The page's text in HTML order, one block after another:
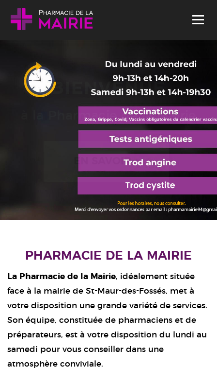
Skip to content
Menu
BIENVENUE
à la Pharmacie de la Mairie
EN SAVOIR +
PHARMACIE DE LA MAIRIE
La Pharmacie de la Mairie, idéalement située
face à la mairie de St-Maur-des-Fossés, met à
votre disposition une grande variété de services.
Son équipe, constituée de pharmaciens et de
préparateurs, est à votre disposition du lundi au
samedi pour vous conseiller dans une
atmosphère conviviale.